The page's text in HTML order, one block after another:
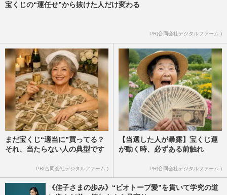
宝くじの“運任せ”から抜けた人だけ変わる
PR(合同会社デジタルファーム )
まだ宝くじ“適当に”買ってる？
それ、当たらない人の典型です
PR(合同会社デジタルファーム )
【当選した人が暴露】宝くじ運
が動く時、必ずある前触れ
PR(合同会社デジタルファーム )
《佳子さまの歩み》“ビオトープ愛”を貫いて学究の道